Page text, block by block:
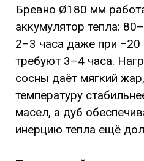
Бревно Ø180 мм
аккумулятор тепла:
2–3 часа даже при −20
требуют 3–4 часа.
сосны даёт мягкий
температуру
масел, а дуб
инерцию тепла ещё